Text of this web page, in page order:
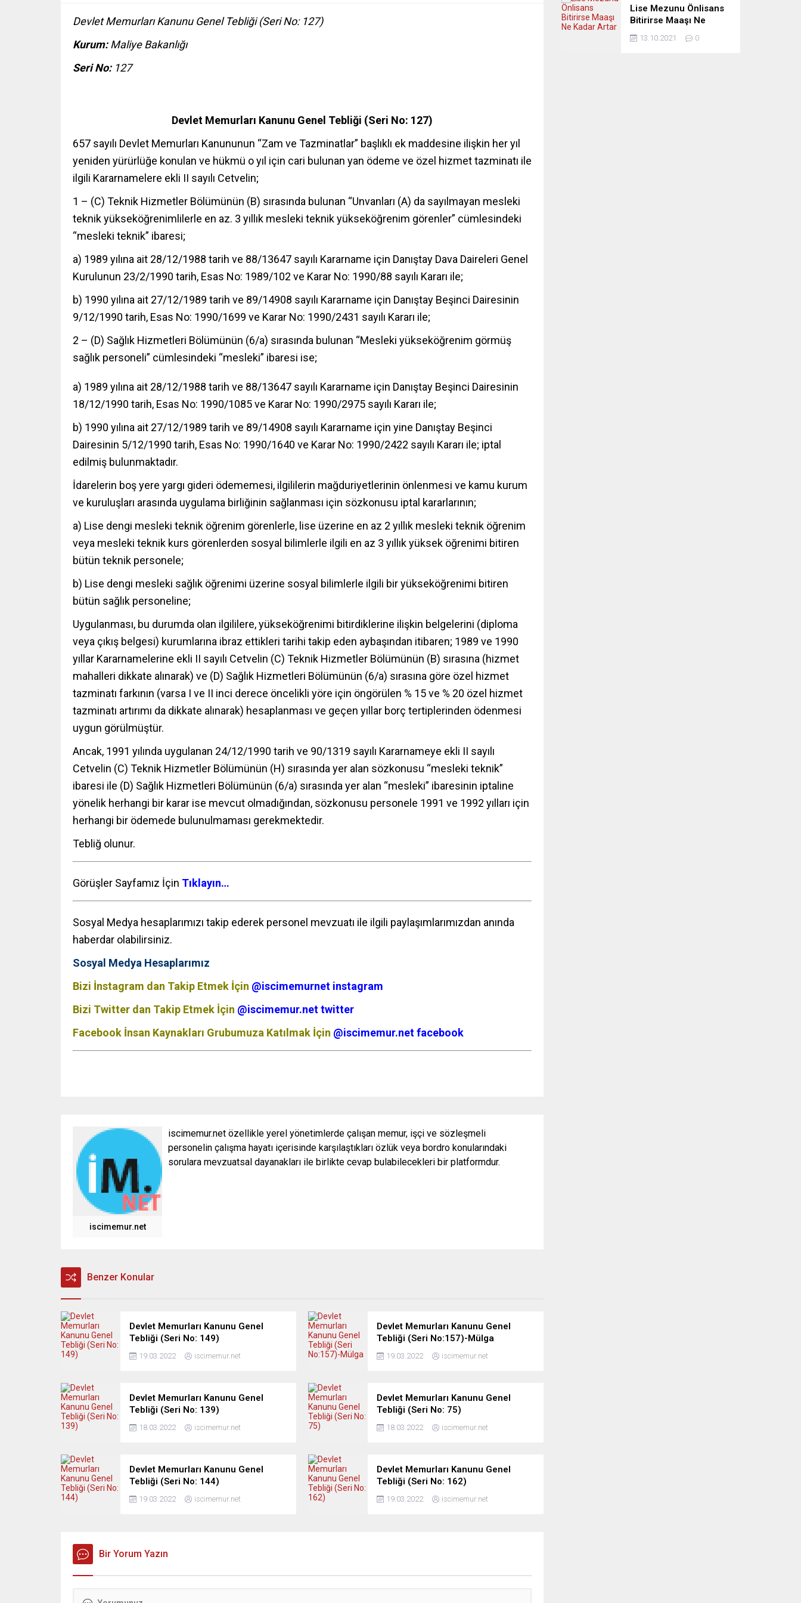
Devlet Memurları Kanunu Genel Tebliği (Seri No: 127)
Kurum:Maliye Bakanlığı
Seri No:127
Devlet Memurları Kanunu Genel Tebliği (Seri No: 127)
657 sayılı Devlet Memurları Kanununun “Zam ve Tazminatlar” başlıklı ek maddesine ilişkin her yıl
yeniden yürürlüğe konulan ve hükmü o yıl için cari bulunan yan ödeme ve özel hizmet tazminatı ile
ilgili Kararnamelere ekli II sayılı Cetvelin;
1 – (C) Teknik Hizmetler Bölümünün (B) sırasında bulunan “Unvanları (A) da sayılmayan mesleki
teknik yükseköğrenimlilerle en az. 3 yıllık mesleki teknik yükseköğrenim görenler” cümlesindeki
“mesleki teknik” ibaresi;
a) 1989 yılına ait 28/12/1988 tarih ve 88/13647 sayılı Kararname için Danıştay Dava Daireleri Genel
Kurulunun 23/2/1990 tarih, Esas No: 1989/102 ve Karar No: 1990/88 sayılı Kararı ile;
b) 1990 yılına ait 27/12/1989 tarih ve 89/14908 sayılı Kararname için Danıştay Beşinci Dairesinin
9/12/1990 tarih, Esas No: 1990/1699 ve Karar No: 1990/2431 sayılı Kararı ile;
2 – (D) Sağlık Hizmetleri Bölümünün (6/a) sırasında bulunan “Mesleki yükseköğrenim görmüş
sağlık personeli” cümlesindeki “mesleki” ibaresi ise;
a) 1989 yılına ait 28/12/1988 tarih ve 88/13647 sayılı Kararname için Danıştay Beşinci Dairesinin
18/12/1990 tarih, Esas No: 1990/1085 ve Karar No: 1990/2975 sayılı Kararı ile;
b) 1990 yılına ait 27/12/1989 tarih ve 89/14908 sayılı Kararname için yine Danıştay Beşinci
Dairesinin 5/12/1990 tarih, Esas No: 1990/1640 ve Karar No: 1990/2422 sayılı Kararı ile; iptal
edilmiş bulunmaktadır.
İdarelerin boş yere yargı gideri ödememesi, ilgililerin mağduriyetlerinin önlenmesi ve kamu kurum
ve kuruluşları arasında uygulama birliğinin sağlanması için sözkonusu iptal kararlarının;
a) Lise dengi mesleki teknik öğrenim görenlerle, lise üzerine en az 2 yıllık mesleki teknik öğrenim
veya mesleki teknik kurs görenlerden sosyal bilimlerle ilgili en az 3 yıllık yüksek öğrenimi bitiren
bütün teknik personele;
b) Lise dengi mesleki sağlık öğrenimi üzerine sosyal bilimlerle ilgili bir yükseköğrenimi bitiren
bütün sağlık personeline;
Uygulanması, bu durumda olan ilgililere, yükseköğrenimi bitirdiklerine ilişkin belgelerini (diploma
veya çıkış belgesi) kurumlarına ibraz ettikleri tarihi takip eden aybaşından itibaren; 1989 ve 1990
yıllar Kararnamelerine ekli II sayılı Cetvelin (C) Teknik Hizmetler Bölümünün (B) sırasına (hizmet
mahalleri dikkate alınarak) ve (D) Sağlık Hizmetleri Bölümünün (6/a) sırasına göre özel hizmet
tazminatı farkının (varsa I ve II inci derece öncelikli yöre için öngörülen % 15 ve % 20 özel hizmet
tazminatı artırımı da dikkate alınarak) hesaplanması ve geçen yıllar borç tertiplerinden ödenmesi
uygun görülmüştür.
Ancak, 1991 yılında uygulanan 24/12/1990 tarih ve 90/1319 sayılı Kararnameye ekli II sayılı
Cetvelin (C) Teknik Hizmetler Bölümünün (H) sırasında yer alan sözkonusu “mesleki teknik”
ibaresi ile (D) Sağlık Hizmetleri Bölümünün (6/a) sırasında yer alan “mesleki” ibaresinin iptaline
yönelik herhangi bir karar ise mevcut olmadığından, sözkonusu personele 1991 ve 1992 yılları için
herhangi bir ödemede bulunulmaması gerekmektedir.
Tebliğ olunur.
Görüşler Sayfamız İçin Tıklayın…
Sosyal Medya hesaplarımızı takip ederek personel mevzuatı ile ilgili paylaşımlarımızdan anında
haberdar olabilirsiniz.
Sosyal Medya Hesaplarımız
Bizi İnstagram dan Takip Etmek İçin @iscimemurnet instagram
Bizi Twitter dan Takip Etmek İçin @iscimemur.net twitter
Facebook İnsan Kaynakları Grubumuza Katılmak İçin @iscimemur.net facebook
iscimemur.net
iscimemur.net özellikle yerel yönetimlerde çalışan memur, işçi ve sözleşmeli
personelin çalışma hayatı içerisinde karşılaştıkları özlük veya bordro konularındaki
sorulara mevzuatsal dayanakları ile birlikte cevap bulabilecekleri bir platformdur.
Benzer Konular
Devlet Memurları Kanunu Genel
Tebliği (Seri No: 149)
19.03.2022 iscimemur.net
Devlet Memurları Kanunu Genel
Tebliği (Seri No:157)-Mülga
19.03.2022 iscimemur.net
Devlet Memurları Kanunu Genel
Tebliği (Seri No: 139)
18.03.2022 iscimemur.net
Devlet Memurları Kanunu Genel
Tebliği (Seri No: 75)
18.03.2022 iscimemur.net
Devlet Memurları Kanunu Genel
Tebliği (Seri No: 144)
19.03.2022 iscimemur.net
Devlet Memurları Kanunu Genel
Tebliği (Seri No: 162)
19.03.2022 iscimemur.net
Bir Yorum Yazın
Lise Mezunu Önlisans
Bitirirse Maaşı Ne
Kadar Artar
13.10.2021 0